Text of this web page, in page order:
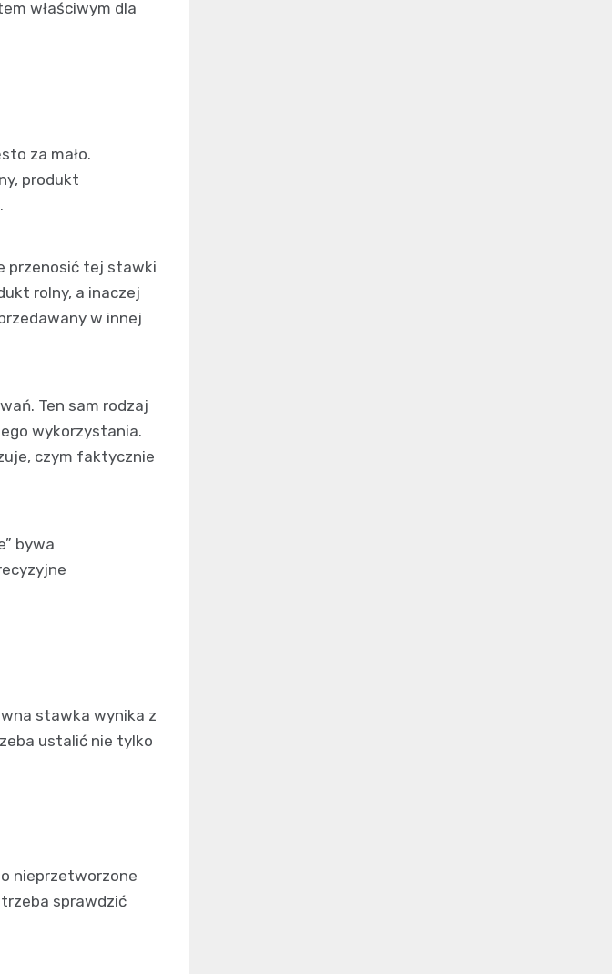
właściwym dla
za mało.
produkt
przenosić tej stawki
rolny, a inaczej
w innej
Ten sam rodzaj
wykorzystania.
czym faktycznie
bywa
stawka wynika z
ustalić nie tylko
nieprzetworzone
sprawdzić